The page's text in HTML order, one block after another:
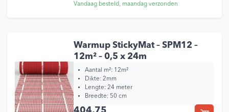
Vandaag besteld, maandag verzonden
Warmup StickyMat – SPM12 –
12m² – 0,5 x 24m
Aantal m²: 12m²
Dikte: 2mm
Lengte: 24 meter
Breedte: 50 cm